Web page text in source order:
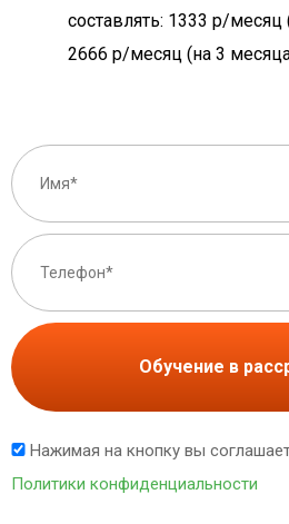
составлять: 1333 р/
2666 р/месяц (на 3
Обучение в
Нажимая на кнопку вы
Политики конфиденциальности